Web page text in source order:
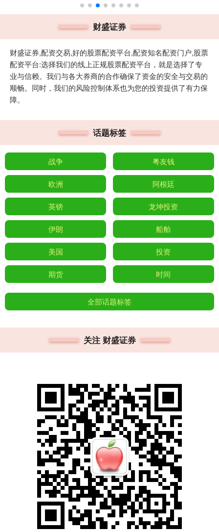
财盛证券
财盛证券,配资交易,好的股票配资平台,配资知名配资门户,股票
配资平台:选择我们的线上正规股票配资平台，就是选择了专
业与信赖。我们与各大券商的合作确保了资金的安全与交易的
顺畅。同时，我们的风险控制体系也为您的投资提供了有力保
障。
话题标签
战争 粤友钱
欧洲 阿根廷
英镑 龙坤投资
伊朗 船舶
美国 投资
期货 时间
全部话题标签
关注 财盛证券